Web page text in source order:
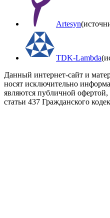
Artesyn
TDK-Lambda
Данный интернет-сайт и
носят исключительно
являются публичной
статьи 437 Гражданского